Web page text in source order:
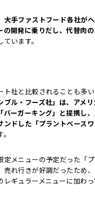
大手ファストフード各社が
の開発に乗りだし、代替肉
ています。
ト社と比較されることも多
ブル・フーズ社」は、アメ
バーガーキング」と提携し
ンドした「プラントベース
定メニューの予定だった「
売れ行きが好調だったため
レギュラーメニューに加わっ